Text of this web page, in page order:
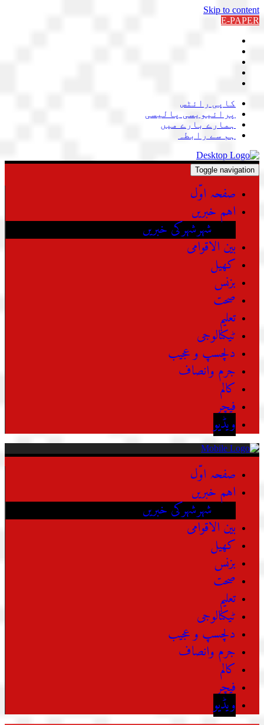
Skip to content
E-PAPER
کاپی رائٹس
پرائیویسی پالیسی
ہمارے بارے میں
ہم سے رابطہ
Toggle navigation
صفحہ اوّل
اہم خبریں
شہرشہرکی خبریں
بین الاقوامی
کھیل
بزنس
صحت
تعلیم
ٹیکنالوجی
دلچسپ و عجیب
جرم وانصاف
کالم
فیچر
ویڈیو
صفحہ اوّل
اہم خبریں
شہرشہرکی خبریں
بین الاقوامی
کھیل
بزنس
صحت
تعلیم
ٹیکنالوجی
دلچسپ و عجیب
جرم وانصاف
کالم
فیچر
ویڈیو